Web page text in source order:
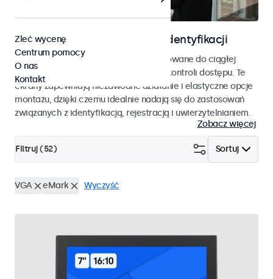
Ekrany do kontroli dostępu i identyfikacji
Monitory i ekrany dotykowe zaprojektowane do ciągłej
pracy i płynnej integracji z systemami kontroli dostępu. Te
ekrany zapewniają niezawodne działanie i elastyczne opcje
montażu, dzięki czemu idealnie nadają się do zastosowań
związanych z identyfikacją, rejestracją i uwierzytelnianiem.
Zobacz więcej
Sortuj
Filtruj (52)
VGA eMark Wyczyść
Zleć wycenę
Centrum pomocy
O nas
Kontakt